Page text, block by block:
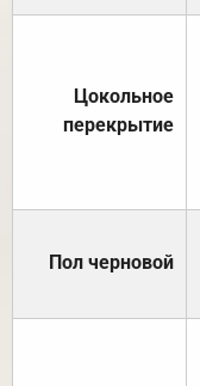
Цокольное
перекрытие
Пол черновой